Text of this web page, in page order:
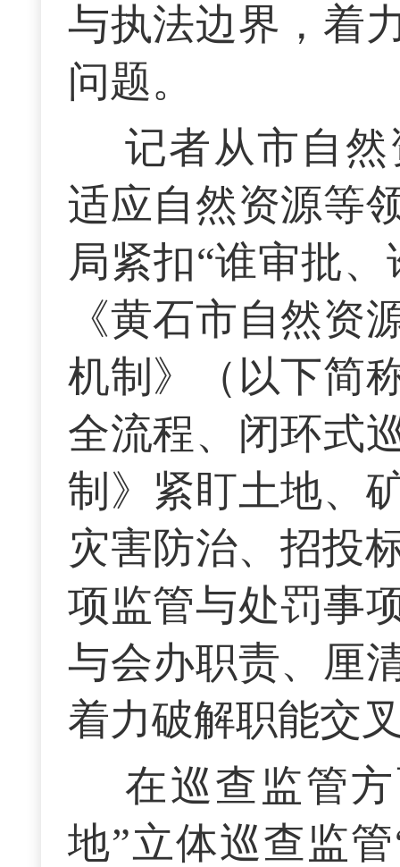
与执法边界，着
问题。
记者从市自
适应自然资源等
局紧扣“谁审批
《黄石市自然资
机制》（以下简
全流程、闭环式
制》紧盯土地、
灾害防治、招投
项监管与处罚事
与会办职责、厘
着力破解职能交
在巡查监管
地”立体巡查监